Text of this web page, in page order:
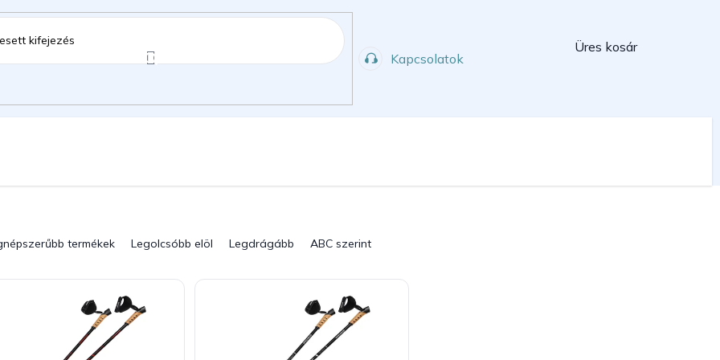
Kapcsolatok
Kosár
Üres kosár
termékek Legolcsóbb elöl Legdrágább ABC szerint